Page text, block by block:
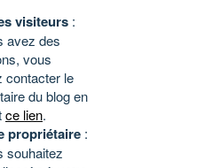
visiteurs :
avez des
vous
contacter le
du blog en
ce lien.
propriétaire :
souhaitez